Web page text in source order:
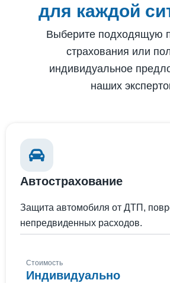
для каждой
Выберите подходящую
страхования или
индивидуальное
наших
Автострахование
Защита автомобиля от ДТП,
непредвиденных расходов.
Стоимость
Индивидуально